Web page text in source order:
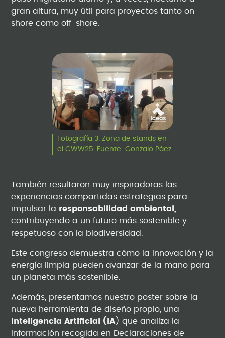
gran altura, muy útil para proyectos tanto on-
shore como off-shore.
Fotografía 3. Zona de stands en
el CWW25. Fuente: Gonzalo Páez
También resultaron muy inspiradoras las
experiencias compartidas estrategias para
impulsar la responsabilidad ambiental,
contribuyendo a un futuro más sostenible y
respetuoso con la biodiversidad.
Este congreso demuestra cómo la innovación y la
energía limpia pueden avanzar de la mano para
un planeta más sostenible.
Además, presentamos nuestro poster sobre la
nueva herramienta de diseño propio, una
Inteligencia Artificial (IA ) que analiza la
información recogida en Declaraciones de